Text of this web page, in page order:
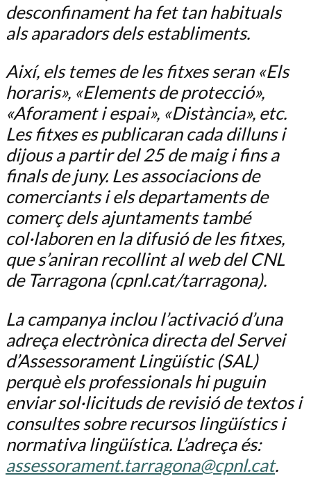
desconfinament ha fet tan habituals
als aparadors dels establiments.
Així, els temes de les fitxes seran «Els
horaris», «Elements de protecció»,
«Aforament i espai», «Distància», etc.
Les fitxes es publicaran cada dilluns i
dijous a partir del 25 de maig i fins a
finals de juny. Les associacions de
comerciants i els departaments de
comerç dels ajuntaments també
col·laboren en la difusió de les fitxes,
que s’aniran recollint al web del CNL
de Tarragona (cpnl.cat/tarragona).
La campanya inclou l’activació d’una
adreça electrònica directa del Servei
d’Assessorament Lingüístic (SAL)
perquè els professionals hi puguin
enviar sol·licituds de revisió de textos i
consultes sobre recursos lingüístics i
normativa lingüística. L’adreça és:
assessorament.tarragona@cpnl.cat.